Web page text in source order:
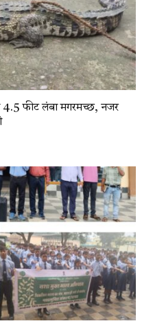
4.5 फीट लंबा मगरमच्छ, नजर